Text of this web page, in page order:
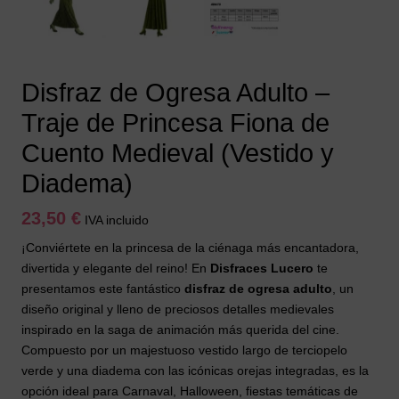
Disfraz de Ogresa Adulto –
Traje de Princesa Fiona de
Cuento Medieval (Vestido y
Diadema)
23,50 € IVA incluido
¡Conviértete en la princesa de la ciénaga más encantadora,
divertida y elegante del reino! En Disfraces Lucero te
presentamos este fantástico disfraz de ogresa adulto , un
diseño original y lleno de preciosos detalles medievales
inspirado en la saga de animación más querida del cine.
Compuesto por un majestuoso vestido largo de terciopelo
verde y una diadema con las icónicas orejas integradas, es la
opción ideal para Carnaval, Halloween, fiestas temáticas de